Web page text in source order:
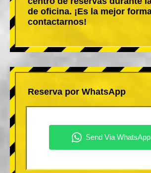
de oficina. ¡Es la mejor
contactarnos!
Reserva por WhatsApp